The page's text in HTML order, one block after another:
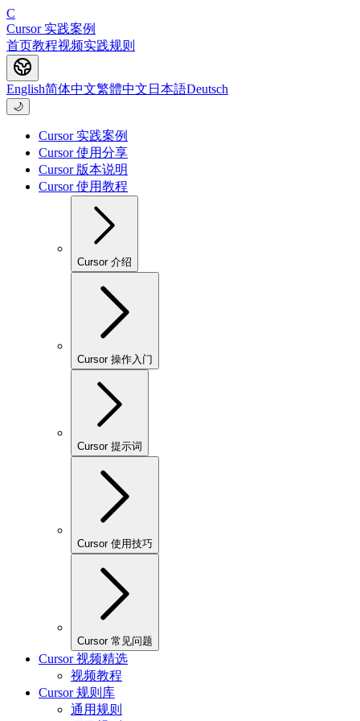
C
Cursor 实践案例
首页教程视频实践规则
English简体中文繁體中文 日本語Deutsch
🌙
Cursor 实践案例
Cursor 使用分享
Cursor 版本说明
Cursor 使用教程
Cursor 介绍
Cursor 操作入门
Cursor 提示词
Cursor 使用技巧
Cursor 常见问题
Cursor 视频精选
视频教程
Cursor 规则库
通用规则